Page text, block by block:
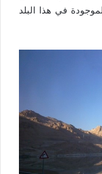
في هذا البلد